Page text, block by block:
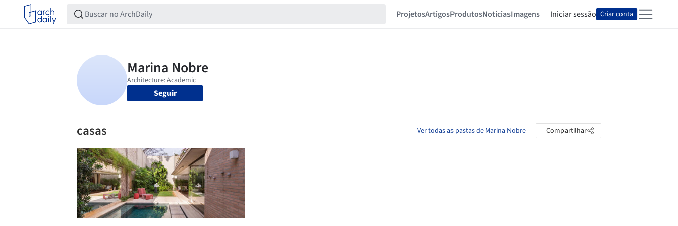
ProjetosArtigosProdutosNotíciasImagens Iniciar sessão Criar conta
Seguir
casas Ver todas as pastas de Marina Nobre Compartilhar